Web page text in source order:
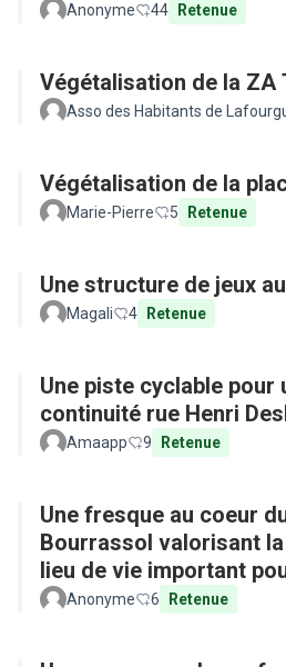
Anonyme 44 Retenue
Végétalisation de la ZA
Asso des Habitants de
Végétalisation de la
Marie-Pierre 5 Retenue
Une structure de jeux
Magali 4 Retenue
Une piste cyclable pour
continuité rue Henri
Amaapp 9 Retenue
Une fresque au coeur
Bourrassol valorisant
lieu de vie important
Anonyme 6 Retenue